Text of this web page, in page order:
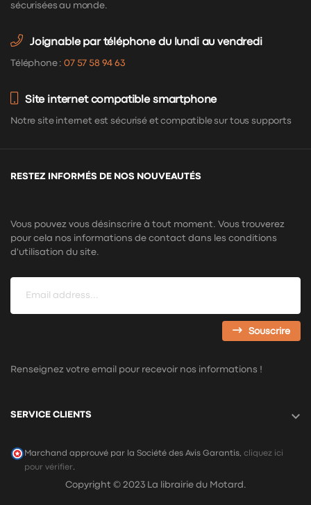
sécurisées au monde.
Joignable par téléphone du lundi au vendredi
Téléphone :07 57 58 94 63
Site internet compatible smartphone
Notre site internet est sécurisé et compatible sur tous supports
RESTEZ INFORMÉS DE NOS NOUVEAUTÉS
Vous pouvez vous désinscrire à tout moment. Vous trouverez
pour cela nos informations de contact dans les conditions
d'utilisation du site.
Souscrire
Renseignez votre email pour recevoir nos informations !
SERVICE CLIENTS 
Marchand approuvé par la Société des Avis Garantis, cliquez ici
pour vérifier
Copyright © 2023 La librairie du Motard.